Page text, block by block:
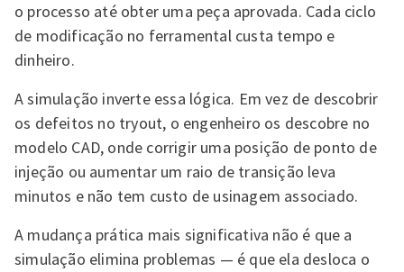
o processo até obter uma peça aprovada. Cada ciclo
de modificação no ferramental custa tempo e
dinheiro.
A simulação inverte essa lógica. Em vez de descobrir
os defeitos no tryout, o engenheiro os descobre no
modelo CAD, onde corrigir uma posição de ponto de
injeção ou aumentar um raio de transição leva
minutos e não tem custo de usinagem associado.
A mudança prática mais significativa não é que a
simulação elimina problemas — é que ela desloca o